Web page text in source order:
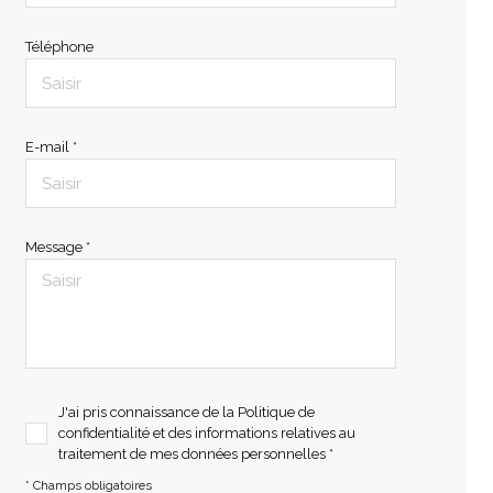
Téléphone
E-mail *
Message *
J'ai pris connaissance de la Politique de
confidentialité et des informations relatives au
traitement de mes données personnelles *
* Champs obligatoires